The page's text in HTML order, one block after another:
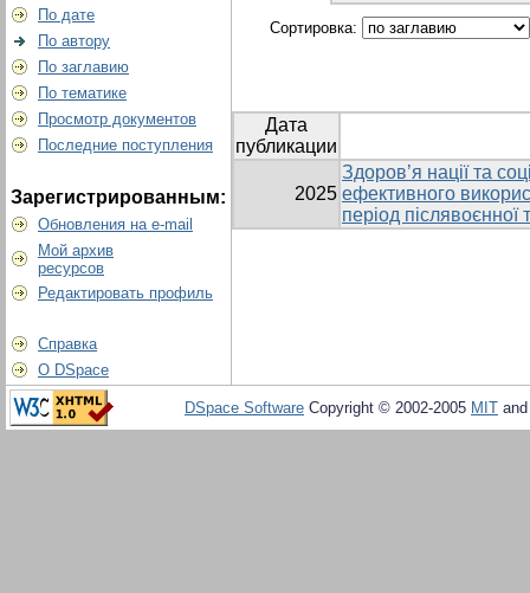
По дате
По автору
По заглавию
По тематике
Просмотр документов
Последние поступления
Зарегистрированным:
Обновления на e-mail
Мой архив
ресурсов
Редактировать профиль
Справка
О DSpace
Сортировка:
Дата
публикации
2025
Здоров’я нації та
ефективного
період післявоєнної
DSpace Software Copyright © 2002-2005 MIT